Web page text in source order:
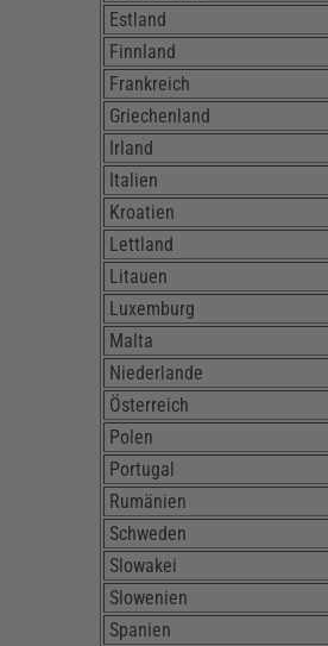
Estland
Finnland
Frankreich
Griechenland
Irland
Italien
Kroatien
Lettland
Litauen
Luxemburg
Malta
Niederlande
Österreich
Polen
Portugal
Rumänien
Schweden
Slowakei
Slowenien
Spanien